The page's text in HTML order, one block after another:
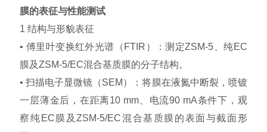
膜的表征与性能测试
1 结构与形貌表征
• 傅里叶变换红外光谱（FTIR）：测定ZSM-5、纯EC
膜及ZSM-5/EC混合基质膜的分子结构。
• 扫描电子显微镜（SEM）：将膜在液氮中断裂，喷镀
一层薄金后，在距离10 mm、电流90 mA条件下，观
察纯EC膜及ZSM-5/EC混合基质膜的表面与截面形